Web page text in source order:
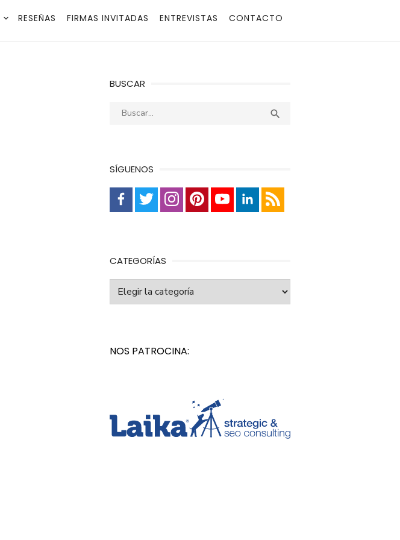
RESEÑAS FIRMAS INVITADAS ENTREVISTAS CONTACTO
BUSCAR
Buscar: 
SÍGUENOS
CATEGORÍAS
NOS PATROCINA: